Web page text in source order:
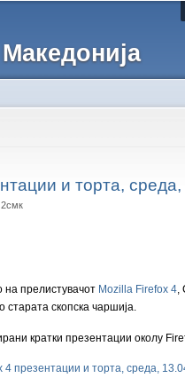
и торта,
2смк
на прелистувачот Mozilla Firefox 4,
старата скопска чаршија.
кратки презентации околу
4 презентации и торта, среда,